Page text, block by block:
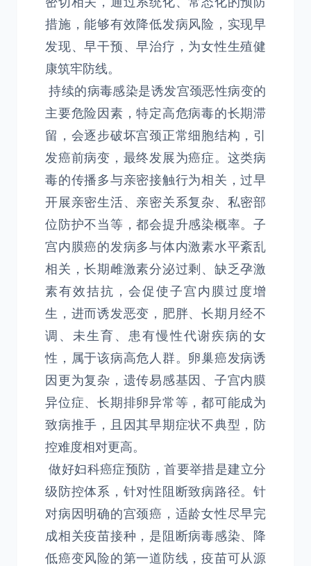
措施，能够有效降低发病风险，实现早
发现、早干预、早治疗，为女性生殖健
康筑牢防线。
持续的病毒感染是诱发宫颈恶性病变的
主要危险因素，特定高危病毒的长期滞
留，会逐步破坏宫颈正常细胞结构，引
发癌前病变，最终发展为癌症。这类病
毒的传播多与亲密接触行为相关，过早
开展亲密生活、亲密关系复杂、私密部
位防护不当等，都会提升感染概率。子
宫内膜癌的发病多与体内激素水平紊乱
相关，长期雌激素分泌过剩、缺乏孕激
素有效拮抗，会促使子宫内膜过度增
生，进而诱发恶变，肥胖、长期月经不
调、未生育、患有慢性代谢疾病的女
性，属于该病高危人群。卵巢癌发病诱
因更为复杂，遗传易感基因、子宫内膜
异位症、长期排卵异常等，都可能成为
致病推手，且因其早期症状不典型，防
控难度相对更高。
做好妇科癌症预防，首要举措是建立分
级防控体系，针对性阻断致病路径。针
对病因明确的宫颈癌，适龄女性尽早完
成相关疫苗接种，是阻断病毒感染、降
低癌变风险的第一道防线，疫苗可从源